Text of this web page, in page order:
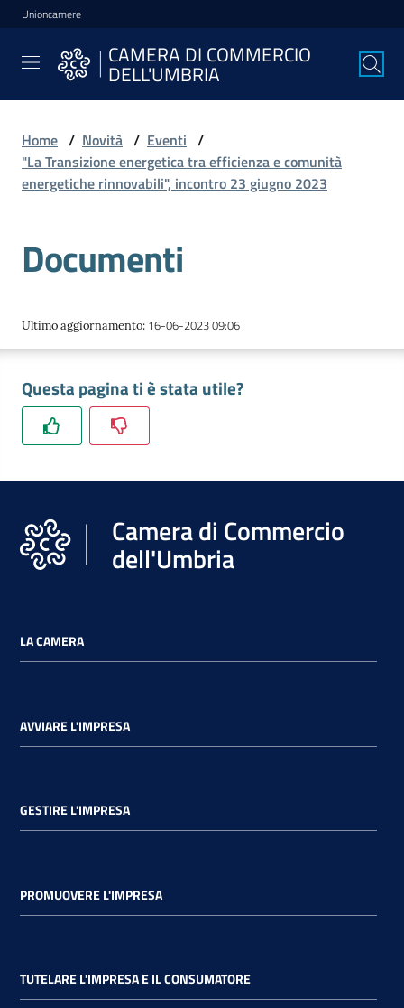
Vai al contenuto
Vai alla navigazione
Vai al footer
Unioncamere
CAMERA DI COMMERCIO
DELL'UMBRIA
CAMERA DI
COMMERCIO
DELL'UMBRIA
La
Avviare
l'Impresa
l'Impresa
il
territorio
l'Impresa
e
Digitale
Ac
Home / Novità / Eventi /
"La Transizione energetica tra efficienza e comunità
energetiche rinnovabili", incontro 23 giugno 2023
Documenti
Ultimo aggiornamento: 16-06-2023 09:06
Questa pagina ti è stata utile?
Camera di Commercio
dell'Umbria
LA CAMERA
AVVIARE L'IMPRESA
GESTIRE L'IMPRESA
PROMUOVERE L'IMPRESA
TUTELARE L'IMPRESA E IL CONSUMATORE